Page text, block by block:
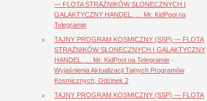
— FLOTA STRAŻNIKÓW SŁONECZNYCH I
GALAKTYCZNY HANDEL. … Mr. KidPool na
Telegramie
TAJNY PROGRAM KOSMICZNY (SSP) — FLOTA
STRAŻNIKÓW SŁONECZNYCH I GALAKTYCZNY
HANDEL. … Mr. KidPool na Telegramie -
Wyjaśnienia Aktualizacji Tajnych Programów
Kosmicznych, Odcinek 2
TAJNY PROGRAM KOSMICZNY (SSP) — FLOTA